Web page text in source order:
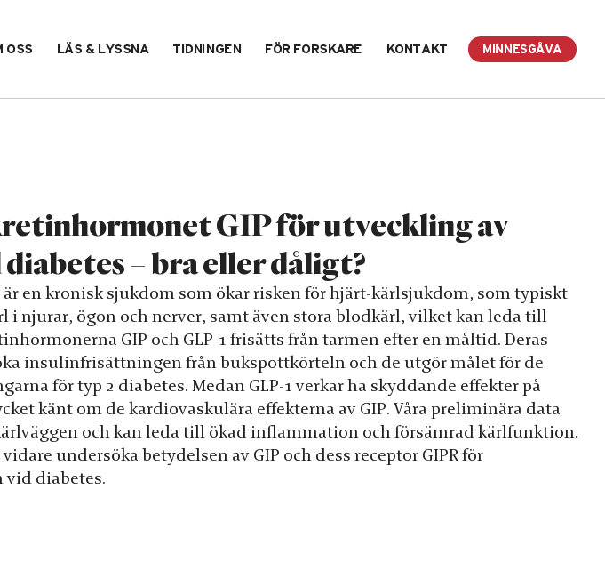
OSS LÄS & LYSSNA TIDNINGEN FÖR FORSKARE KONTAKT MINNESGÅVA
GIP för utveckling av
– bra eller dåligt?
en kronisk sjukdom som ökar risken för hjärt-kärlsjukdom, som typiskt
i njurar, ögon och nerver, samt även stora blodkärl, vilket kan leda till
GIP och GLP-1 frisätts från tarmen efter en måltid. Deras
insulinfrisättningen från bukspottkörteln och de utgör målet för de
för typ 2 diabetes. Medan GLP-1 verkar ha skyddande effekter på
känt om de kardiovaskulära effekterna av GIP. Våra preliminära data
och kan leda till ökad inflammation och försämrad kärlfunktion.
undersöka betydelsen av GIP och dess receptor GIPR för
diabetes.